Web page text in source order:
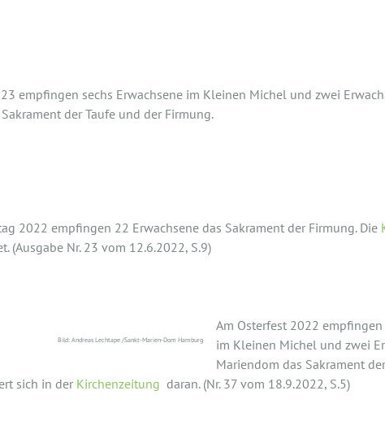
empfingen sechs Erwachsene im Kleinen Michel und zwei
der Taufe und der Firmung.
2022 empfingen 22 Erwachsene das Sakrament der Firmung. Die
(Ausgabe Nr. 23 vom 12.6.2022, S.9)
Bild: Andreas Lechtape /Sankt-Marien-Dom Hamburg
Am Osterfest 2022
im Kleinen Michel und zwei
Mariendom das Sakrament
sich in der Kirchenzeitung daran. (Nr. 37 vom 18.9.2022, S.5)